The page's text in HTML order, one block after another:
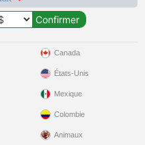
Canada
États-Unis
Mexique
Colombie
Animaux